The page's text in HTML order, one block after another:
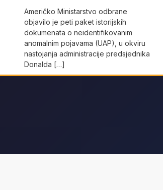
Američko Ministarstvo odbrane
objavilo je peti paket istorijskih
dokumenata o neidentifikovanim
anomalnim pojavama (UAP), u okviru
nastojanja administracije predsjednika
Donalda […]